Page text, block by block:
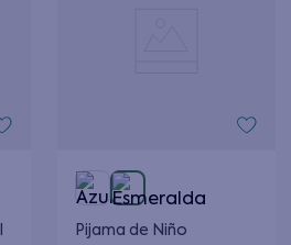
Pijama de Niño